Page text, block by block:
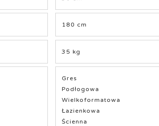
180 cm
35 kg
Gres
Podłogowa
Wielkoformatowa
Łazienkowa
Ścienna